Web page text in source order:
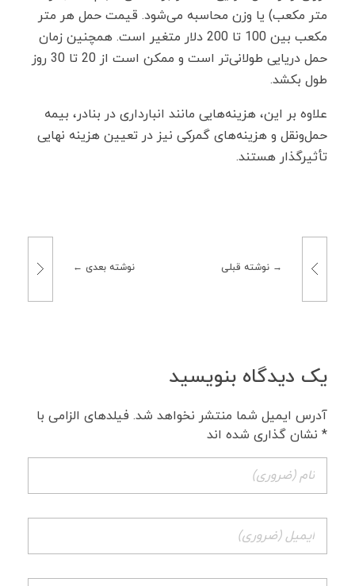
متر مکعب) یا وزن محاسبه می‌شود. قیمت حمل هر متر
مکعب بین 100 تا 200 دلار متغیر است. همچنین زمان
حمل دریایی طولانی‌تر است و ممکن است از 20 تا 30 روز
طول بکشد.
علاوه بر این، هزینه‌هایی مانند انبارداری در بنادر، بیمه
حمل‌ونقل و هزینه‌های گمرکی نیز در تعیین هزینه نهایی
تأثیرگذار هستند.
نوشته قبلی نوشته بعدی
یک دیدگاه بنویسید
آدرس ایمیل شما منتشر نخواهد شد. فیلدهای الزامی با
* نشان گذاری شده اند